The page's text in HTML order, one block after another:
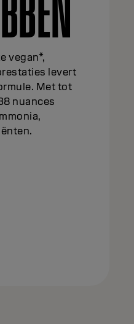
vegan*,
levert
Met tot
nuances